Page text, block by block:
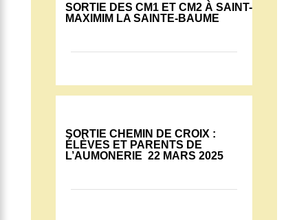
SORTIE DES CM1 ET CM2 À SAINT-
MAXIMIM LA SAINTE-BAUME
SORTIE CHEMIN DE CROIX :
ÉLÈVES ET PARENTS DE
L’AUMONERIE 22 MARS 2025